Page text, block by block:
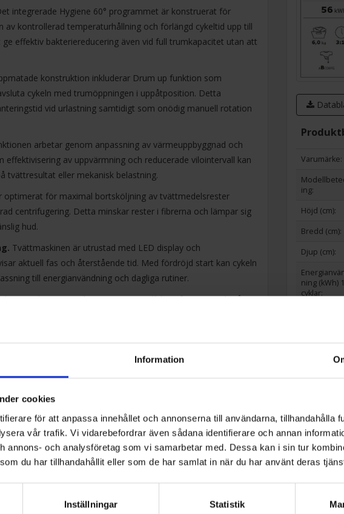
Information
cookies
för att anpassa innehållet och annonserna till användarna, tillhandahålla
vår trafik. Vi vidarebefordrar även sådana identifierare och annan
annons- och analysföretag som vi samarbetar med. Dessa kan i sin tur
du har tillhandahållit eller som de har samlat in när du har använt deras
Inställningar Statistik
integrerade Hygiene 60° programmet är konstruerat för
kontrollerad temperaturhållning och förlängd cykeltid upp till
effektiv bakteriereducering även vid full trumkapacitet utan att
konstruktion inkluderar Drum up funktion som
cykeln med trumöppningen i uppåtposition. Detta
vid urlastning samtidigt som onödig manuell rotation
arbetar genom anpassning av värmeuppbyggnad och
effektivisering av uppvärmning och reducerade vilointervall kan
tvättresultat eller mekanisk belastning.
optimerat för maximal bortsköljning av tvättmedelsrester
centrifugering. Detta minskar rester i fibrerna och lämpar sig
hud.
Tvättmaskinen är utrustad med LED display och
aktuell fas och återstående tid. Med fördröjd start kan cykeln
till energianvändning och dagliga rutiner.
är konstruerad i ett utrymmeseffektivt format med måtten
kompakta designen möjliggör installation i mindre utrymmen
eller teknisk prestanda.
Varumärke:
ing:
Höjd (cm):
Bredd (cm):
Djup (cm):
ning (kWh)
cyklar:
EAN
Allmän
Motortyp:
Färg: